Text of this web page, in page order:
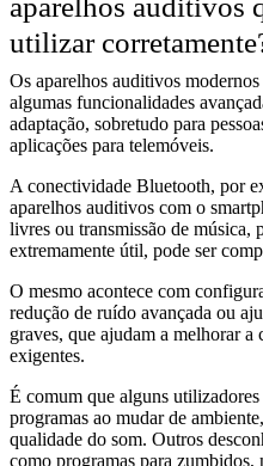
aparelhos auditivos
utilizar
Os aparelhos auditivos
algumas funcionalidades
adaptação, sobretudo para
aplicações para telemóveis.
A conectividade Bluetooth, por
aparelhos auditivos com o
livres ou transmissão de música,
extremamente útil, pode ser
O mesmo acontece com
redução de ruído avançada ou
graves, que ajudam a melhorar a
exigentes.
É comum que alguns
programas ao mudar de
qualidade do som. Outros
como programas para zumbidos,